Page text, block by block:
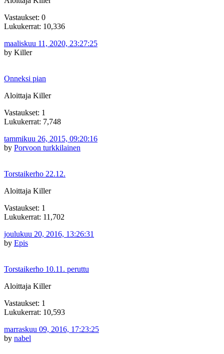
Vastaukset: 0
Lukukerrat: 10,336
maaliskuu 11, 2020, 23:27:25
by Killer
Onneksi pian
Aloittaja Killer
Vastaukset: 1
Lukukerrat: 7,748
tammikuu 26, 2015, 09:20:16
by Porvoon turkkilainen
Torstaikerho 22.12.
Aloittaja Killer
Vastaukset: 1
Lukukerrat: 11,702
joulukuu 20, 2016, 13:26:31
by Epis
Torstaikerho 10.11. peruttu
Aloittaja Killer
Vastaukset: 1
Lukukerrat: 10,593
marraskuu 09, 2016, 17:23:25
by nabel